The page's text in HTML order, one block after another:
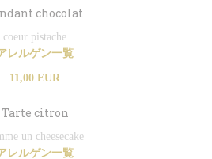
chocolat
coeur pistache
レルゲン一覧
11,00 EUR
Tarte citron
un cheesecake
レルゲン一覧